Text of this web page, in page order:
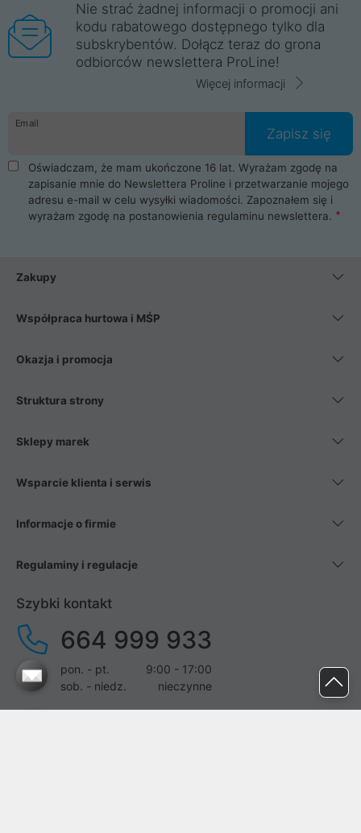
Nie strać żadnej informacji o promocji ani
kodu rabatowego dostępnego tylko dla
subskrybentów. Dołącz teraz do grona
odbiorców newslettera ProLine!
Więcej informacji
Email
Zapisz się
Oświadczam, że mam ukończone 16 lat. Wyrażam zgodę na
zapisanie mnie do Newslettera Proline i przetwarzanie mojego
adresu e-mail w celu wysyłki wiadomości. Zapoznałem się i
wyrażam zgodę na postanowienia regulaminu newslettera.
Zakupy
Współpraca hurtowa i MŚP
Okazja i promocja
Struktura strony
Sklepy marek
Wsparcie klienta i serwis
Informacje o firmie
Regulaminy i regulacje
Szybki kontakt
664 999 933
pon. - pt.
9:00 - 17:00
sob. - niedz.
nieczynne